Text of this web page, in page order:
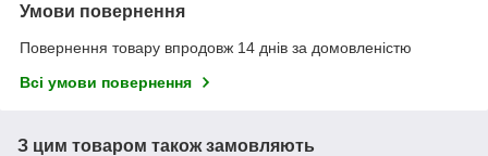
Умови повернення
Повернення товару впродовж 14 днів за домовленістю
Всі умови повернення
З цим товаром також замовляють